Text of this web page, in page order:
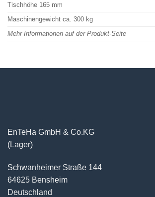
Tischhöhe 165 mm
Maschinengewicht ca. 300 kg
Mehr Informationen auf der Produkt-Seite
EnTeHa GmbH & Co.KG
(Lager)
Schwanheimer Straße 144
64625 Bensheim
Deutschland